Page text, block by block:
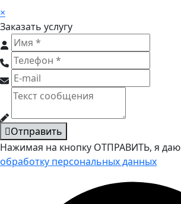
×
Заказать услугу
Отправить
Нажимая на кнопку ОТПРАВИТЬ, я даю
обработку персональных данных